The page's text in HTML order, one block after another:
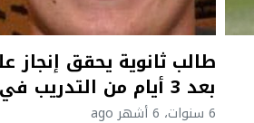
طالب ثانوية يحقق إنجاز
بعد 3 أيام من التدريب في ناسا
6 سنوات، 6 أشهر ago